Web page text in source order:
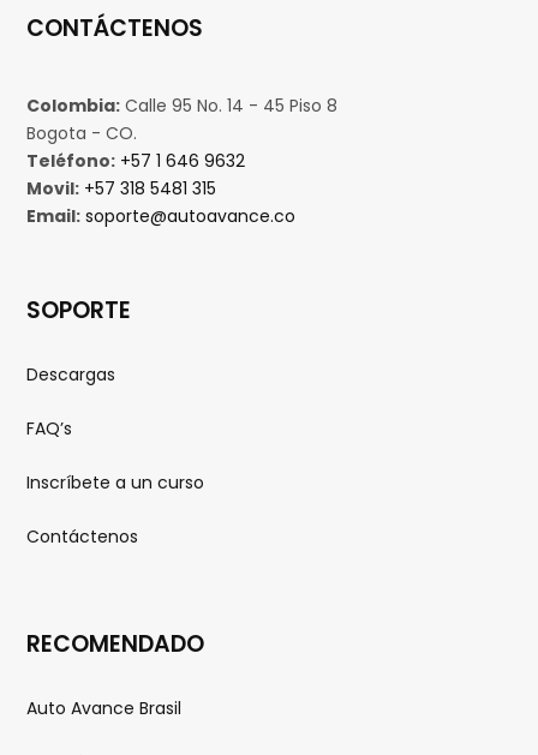
CONTÁCTENOS
Colombia: Calle 95 No. 14 - 45 Piso 8
Bogota - CO.
Teléfono: +57 1 646 9632
Movil: +57 318 5481 315
Email: soporte@autoavance.co
SOPORTE
Descargas
FAQ’s
Inscríbete a un curso
Contáctenos
RECOMENDADO
Auto Avance Brasil